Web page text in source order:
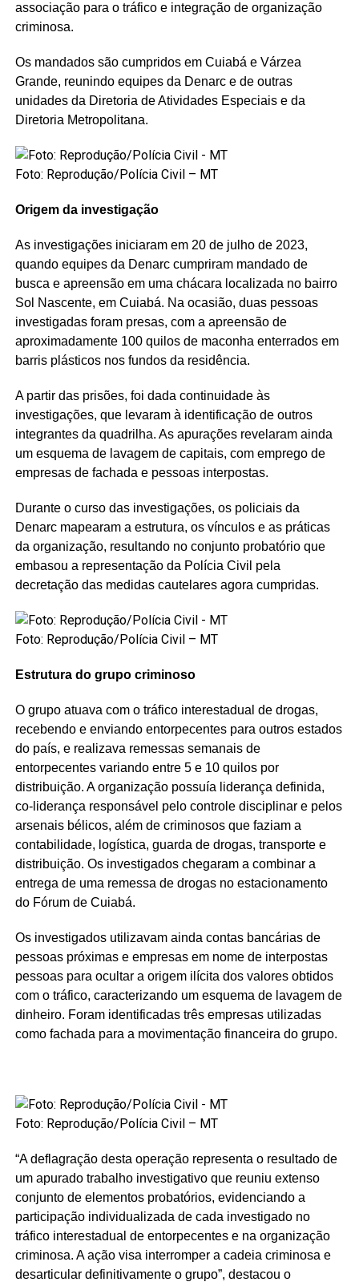
associação para o tráfico e integração de organização
criminosa.
Os mandados são cumpridos em Cuiabá e Várzea
Grande, reunindo equipes da Denarc e de outras
unidades da Diretoria de Atividades Especiais e da
Diretoria Metropolitana.
Foto: Reprodução/Polícia Civil – MT
Origem da investigação
As investigações iniciaram em 20 de julho de 2023,
quando equipes da Denarc cumpriram mandado de
busca e apreensão em uma chácara localizada no bairro
Sol Nascente, em Cuiabá. Na ocasião, duas pessoas
investigadas foram presas, com a apreensão de
aproximadamente 100 quilos de maconha enterrados em
barris plásticos nos fundos da residência.
A partir das prisões, foi dada continuidade às
investigações, que levaram à identificação de outros
integrantes da quadrilha. As apurações revelaram ainda
um esquema de lavagem de capitais, com emprego de
empresas de fachada e pessoas interpostas.
Durante o curso das investigações, os policiais da
Denarc mapearam a estrutura, os vínculos e as práticas
da organização, resultando no conjunto probatório que
embasou a representação da Polícia Civil pela
decretação das medidas cautelares agora cumpridas.
Foto: Reprodução/Polícia Civil – MT
Estrutura do grupo criminoso
O grupo atuava com o tráfico interestadual de drogas,
recebendo e enviando entorpecentes para outros estados
do país, e realizava remessas semanais de
entorpecentes variando entre 5 e 10 quilos por
distribuição. A organização possuía liderança definida,
co-liderança responsável pelo controle disciplinar e pelos
arsenais bélicos, além de criminosos que faziam a
contabilidade, logística, guarda de drogas, transporte e
distribuição. Os investigados chegaram a combinar a
entrega de uma remessa de drogas no estacionamento
do Fórum de Cuiabá.
Os investigados utilizavam ainda contas bancárias de
pessoas próximas e empresas em nome de interpostas
pessoas para ocultar a origem ilícita dos valores obtidos
com o tráfico, caracterizando um esquema de lavagem de
dinheiro. Foram identificadas três empresas utilizadas
como fachada para a movimentação financeira do grupo.
Foto: Reprodução/Polícia Civil – MT
“A deflagração desta operação representa o resultado de
um apurado trabalho investigativo que reuniu extenso
conjunto de elementos probatórios, evidenciando a
participação individualizada de cada investigado no
tráfico interestadual de entorpecentes e na organização
criminosa. A ação visa interromper a cadeia criminosa e
desarticular definitivamente o grupo”, destacou o